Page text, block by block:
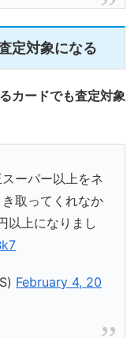
定対象になる
カードでも査定対象
ーパー以上をネ
取ってくれなか
以上になりまし
February 4, 20